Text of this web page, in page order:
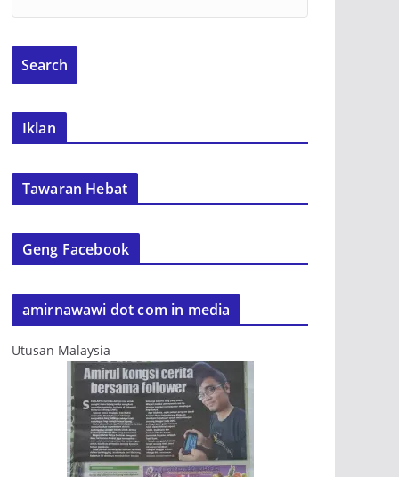
Iklan
Tawaran Hebat
Geng Facebook
amirnawawi dot com in media
Utusan Malaysia